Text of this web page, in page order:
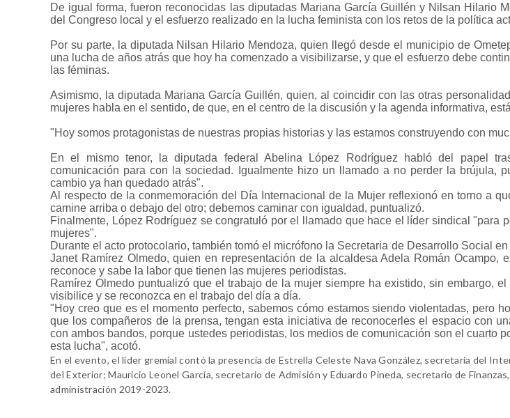
De igual forma, fueron reconocidas las diputadas Mariana García Guillén y Nilsan Hilario
del Congreso local y el esfuerzo realizado en la lucha feminista con los retos de la política
Por su parte, la diputada Nilsan Hilario Mendoza, quien llegó desde el municipio de
una lucha de años atrás que hoy ha comenzado a visibilizarse, y que el esfuerzo debe
las féminas.
Asimismo, la diputada Mariana García Guillén, quien, al coincidir con las otras
mujeres habla en el sentido, de que, en el centro de la discusión y la agenda informativa,
"Hoy somos protagonistas de nuestras propias historias y las estamos construyendo con
En el mismo tenor, la diputada federal Abelina López Rodríguez habló del papel
comunicación para con la sociedad. Igualmente hizo un llamado a no perder la brújula,
cambio ya han quedado atrás".
Al respecto de la conmemoración del Día Internacional de la Mujer reflexionó en torno a
camine arriba o debajo del otro; debemos caminar con igualdad, puntualizó.
Finalmente, López Rodríguez se congratuló por el llamado que hace el líder sindical "para
mujeres".
Durante el acto protocolario, también tomó el micrófono la Secretaria de Desarrollo Social
Janet Ramírez Olmedo, quien en representación de la alcaldesa Adela Román Ocampo,
reconoce y sabe la labor que tienen las mujeres periodistas.
Ramírez Olmedo puntualizó que el trabajo de la mujer siempre ha existido, sin embargo,
visibilice y se reconozca en el trabajo del día a día.
"Hoy creo que es el momento perfecto, sabemos cómo estamos siendo violentadas, pero
que los compañeros de la prensa, tengan esta iniciativa de reconocerles el espacio con
con ambos bandos, porque ustedes periodistas, los medios de comunicación son el cuarto
esta lucha", acotó.
En el evento, el líder gremial contó la presencia de Estrella Celeste Nava González, secretaria del
del Exterior; Mauricio Leonel García, secretario de Admisión y Eduardo Pineda, secretario de
administración 2019-2023.